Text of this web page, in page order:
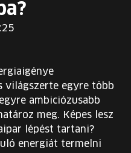
világszerte egyre több
ambiciózusabb
meg. Képes lesz
lépést tartani?
energiát termelni